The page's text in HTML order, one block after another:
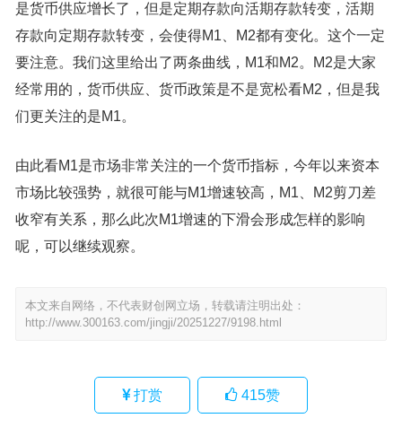
是货币供应增长了，但是定期存款向活期存款转变，活期
存款向定期存款转变，会使得M1、M2都有变化。这个一定
要注意。我们这里给出了两条曲线，M1和M2。M2是大家
经常用的，货币供应、货币政策是不是宽松看M2，但是我
们更关注的是M1。
由此看M1是市场非常关注的一个货币指标，今年以来资本
市场比较强势，就很可能与M1增速较高，M1、M2剪刀差
收窄有关系，那么此次M1增速的下滑会形成怎样的影响
呢，可以继续观察。
本文来自网络，不代表财创网立场，转载请注明出处：
http://www.300163.com/jingji/20251227/9198.html
打赏 415赞